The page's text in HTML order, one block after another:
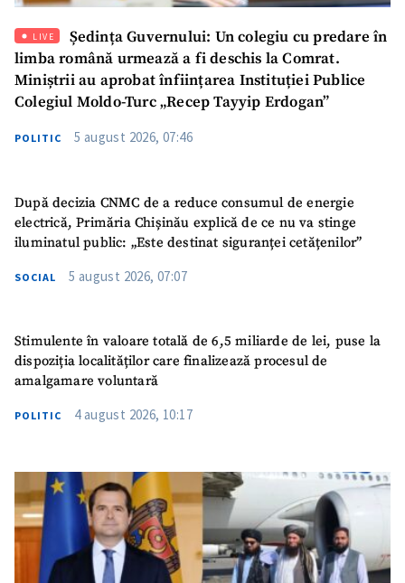
SUSȚINE
LIVE
Ședința Guvernului: Un colegiu cu predare în
limba română urmează a fi deschis la Comrat.
Miniștrii au aprobat înființarea Instituției Publice
Colegiul Moldo-Turc „Recep Tayyip Erdogan”
POLITIC 5 august 2026, 07:46
După decizia CNMC de a reduce consumul de energie
electrică, Primăria Chișinău explică de ce nu va stinge
iluminatul public: „Este destinat siguranței cetățenilor”
SOCIAL 5 august 2026, 07:07
Stimulente în valoare totală de 6,5 miliarde de lei, puse la
dispoziția localităților care finalizează procesul de
amalgamare voluntară
POLITIC 4 august 2026, 10:17